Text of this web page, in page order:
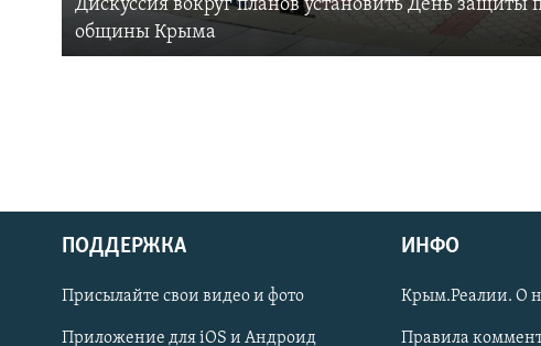
Українською
Qırımtatar
Дискуссия вокруг планов установить День защиты
общины Крыма
ПОДДЕРЖКА
Присылайте свои видео и фото
Приложение для iOS и Андроид
ИНФО
Крым.Реалии. О
Правила